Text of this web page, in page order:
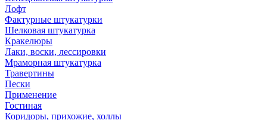
Лофт
Фактурные штукатурки
Шелковая штукатурка
Кракелюры
Лаки, воски, лессировки
Мраморная штукатурка
Травертины
Пески
Применение
Гостиная
Коридоры, прихожие, холлы